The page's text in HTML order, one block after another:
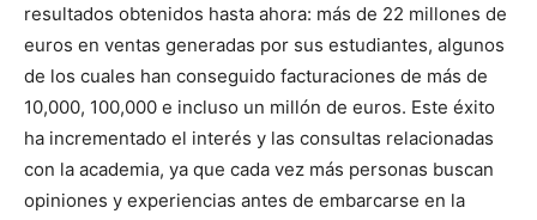
resultados obtenidos hasta ahora: más de 22 millones de
euros en ventas generadas por sus estudiantes, algunos
de los cuales han conseguido facturaciones de más de
10,000, 100,000 e incluso un millón de euros. Este éxito
ha incrementado el interés y las consultas relacionadas
con la academia, ya que cada vez más personas buscan
opiniones y experiencias antes de embarcarse en la